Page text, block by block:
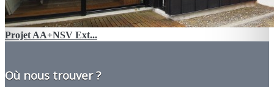
Projet AA+NSV Ext...
Où nous trouver ?